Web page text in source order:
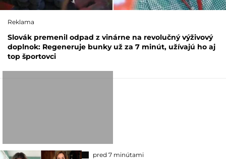
Reklama
Slovák premenil odpad z vinárne na revolučný výživový
doplnok: Regeneruje bunky už za 7 minút, užívajú ho aj
top športovci
pred 7 minútami